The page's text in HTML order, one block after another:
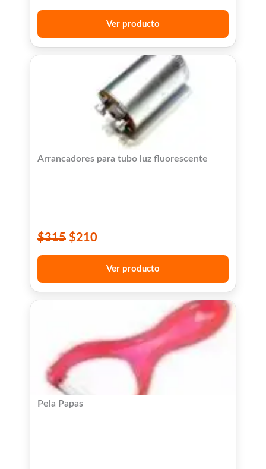
Ver producto
Arrancadores para tubo luz fluorescente
$315 $210
Ver producto
Pela Papas